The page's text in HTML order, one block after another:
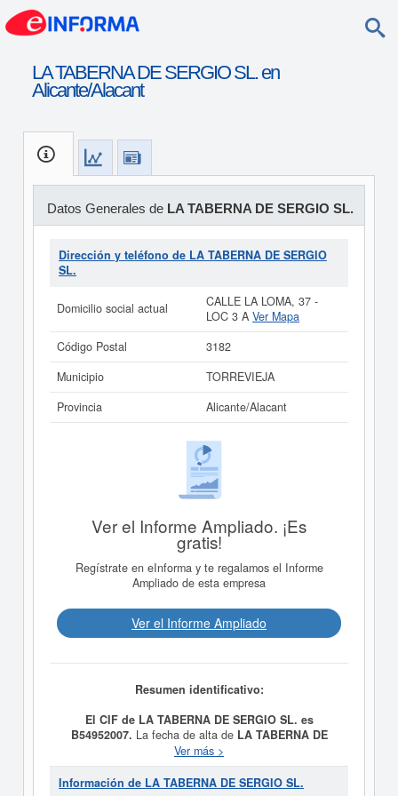
LA TABERNA DE SERGIO SL. en
Alicante/Alacant
Datos Generales de LA TABERNA DE SERGIO SL.
Dirección y teléfono de LA TABERNA DE SERGIO
SL.
Domicilio social actual
CALLE LA LOMA, 37 -
LOC 3 A Ver Mapa
Código Postal
3182
Municipio
TORREVIEJA
Provincia
Alicante/Alacant
Ver el Informe Ampliado. ¡Es
gratis!
Regístrate en eInforma y te regalamos el Informe
Ampliado de esta empresa
Ver el Informe Ampliado
Resumen identificativo:
El CIF de LA TABERNA DE SERGIO SL. es
B54952007. La fecha de alta de LA TABERNA DE
fue el día 02/08/2016, constituyendo su
meta como 1. Explotación de cafeterías, salones de
fiestas, pubs, bares, restaurantes y cualesquiera otros
Ver más >
Información de LA TABERNA DE SERGIO SL.